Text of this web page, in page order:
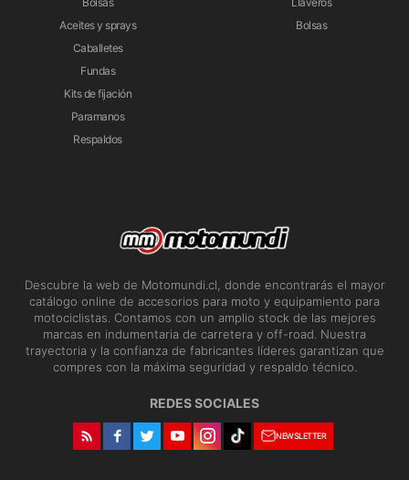
Aceites y sprays
Caballetes
Fundas
Kits de fijación
Paramanos
Respaldos
Bolsas
Descubre la web de Motomundi.cl, donde encontrarás el mayor
catálogo online de accesorios para moto y equipamiento para
motociclistas. Contamos con un amplio stock de las mejores
marcas en indumentaria de carretera y off-road. Nuestra
trayectoria y la confianza de fabricantes líderes garantizan que
compres con la máxima seguridad y respaldo técnico.
REDES SOCIALES
NEWSLETTER